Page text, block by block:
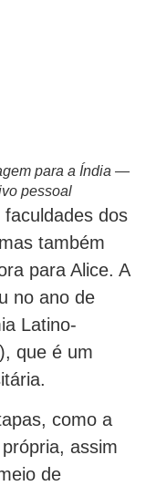
para a Índia —
pessoal
dos
também
para Alice. A
no ano de
Latino-
que é um
como a
assim
de